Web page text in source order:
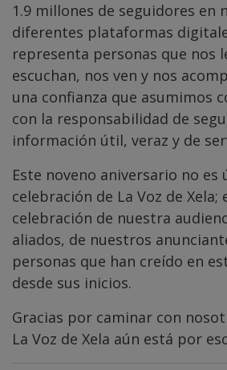
1.9 millones de seguidores en
diferentes plataformas
representa personas que nos
escuchan, nos ven y nos
una confianza que asumimos
con la responsabilidad de
información útil, veraz y de
Este noveno aniversario no es
celebración de La Voz de Xela;
celebración de nuestra
aliados, de nuestros
personas que han creído en
desde sus inicios.
Gracias por caminar con
La Voz de Xela aún está por